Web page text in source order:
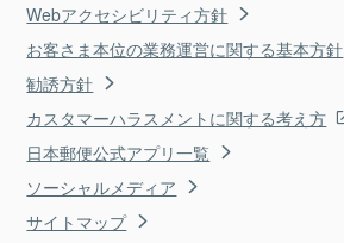
Webアクセシビリティ方針
お客さま本位の業務運営に関する基本方針
勧誘方針
カスタマーハラスメントに関する考え方
日本郵便公式アプリ一覧
ソーシャルメディア
サイトマップ